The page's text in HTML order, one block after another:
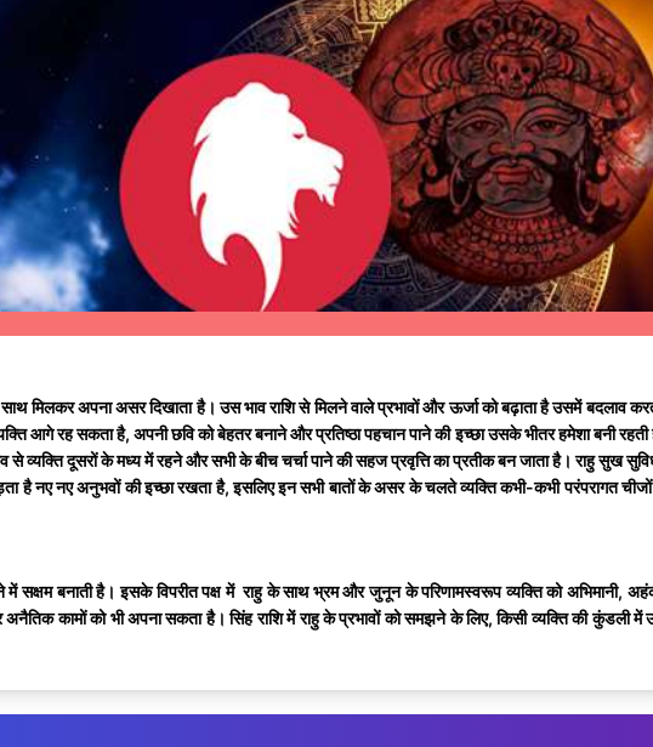
मिलकर अपना असर दिखाता है। उस भाव राशि से मिलने वाले प्रभावों और ऊर्जा को बढ़ाता है उसमें बदलाव
आगे रह सकता है, अपनी छवि को बेहतर बनाने और प्रतिष्ठा पहचान पाने की इच्छा उसके भीतर हमेशा बनी रहती
दूसरों के मध्य में रहने और सभी के बीच चर्चा पाने की सहज प्रवृत्ति का प्रतीक बन जाता है। राहु सुख
है नए नए अनुभवों की इच्छा रखता है, इसलिए इन सभी बातों के असर के चलते व्यक्ति कभी-कभी परंपरागत
में सक्षम बनाती है। इसके विपरीत पक्ष में राहु के साथ भ्रम और जुनून के परिणामस्वरूप व्यक्ति को अभिमानी,
अनैतिक कामों को भी अपना सकता है। सिंह राशि में राहु के प्रभावों को समझने के लिए, किसी व्यक्ति की कुंडली